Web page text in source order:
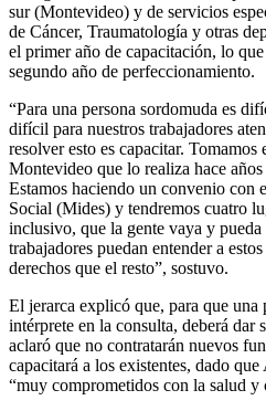
sur (Montevideo) y de servicios
de Cáncer, Traumatología y otras
el primer año de capacitación, lo
segundo año de perfeccionamiento.
“Para una persona sordomuda es
difícil para nuestros trabajadores
resolver esto es capacitar.
Montevideo que lo realiza hace
Estamos haciendo un convenio con
Social (Mides) y tendremos cuatro
inclusivo, que la gente vaya y
trabajadores puedan entender a
derechos que el resto”, sostuvo.
El jerarca explicó que, para que una
intérprete en la consulta, deberá dar
aclaró que no contratarán nuevos
capacitará a los existentes, dado
“muy comprometidos con la salud y